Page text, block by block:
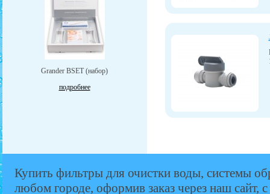
Grander BSET (набор)
подробнее
Купить фильтры для очистки воды, системы
любом городе, оформив заказ через наш сайт,